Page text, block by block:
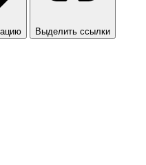
Выделить ссылки